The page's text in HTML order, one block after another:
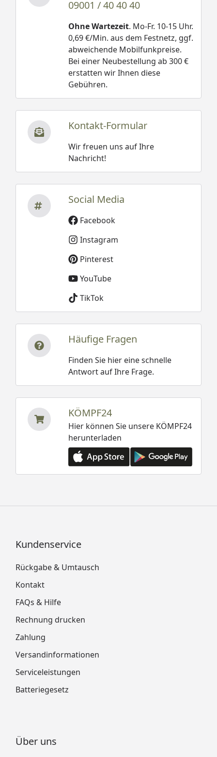
09001 / 40 40 40
Ohne Wartezeit. Mo-Fr. 10-15 Uhr.
0,69 €/Min. aus dem Festnetz, ggf.
abweichende Mobilfunkpreise.
Bei einer Neubestellung ab 300 €
erstatten wir Ihnen diese
Gebühren.
Kontakt-Formular
Wir freuen uns auf Ihre
Nachricht!
Social Media
Facebook
Instagram
Pinterest
YouTube
TikTok
Häufige Fragen
Finden Sie hier eine schnelle
Antwort auf Ihre Frage.
KÖMPF24
Hier können Sie unsere KÖMPF24
herunterladen
Kundenservice
Rückgabe & Umtausch
Kontakt
FAQs & Hilfe
Rechnung drucken
Zahlung
Versandinformationen
Serviceleistungen
Batteriegesetz
Über uns